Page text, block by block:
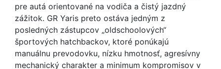
pre autá orientované na vodiča a čistý jazdný
zážitok. GR Yaris preto ostáva jedným z
posledných zástupcov „oldschoolových“
športových hatchbackov, ktoré ponúkajú
manuálnu prevodovku, nízku hmotnosť, agresívny
mechanický charakter a minimum kompromisov v